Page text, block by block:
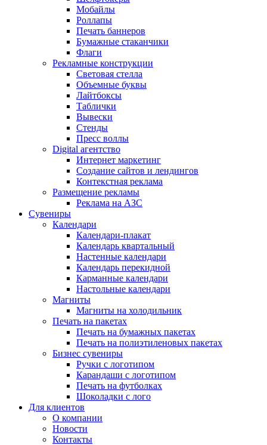
Мобайлы
Роллапы
Печать баннеров
Бумажные стаканчики
Флаги
Рекламные конструкции
Световая стелла
Объемные буквы
Лайтбоксы
Таблички
Вывески
Стенды
Пресс воллы
Digital агентство
Интернет маркетинг
Создание сайтов и лендингов
Контекстная реклама
Размещение рекламы
Реклама на АЗС
Сувениры
Календари
Календари-плакат
Календарь квартальный
Настенные календари
Календарь перекидной
Карманные календари
Настольные календари
Магниты
Магниты на холодильник
Печать на пакетах
Печать на бумажных пакетах
Печать на полиэтиленовых пакетах
Бизнес сувениры
Ручки с логотипом
Карандаши с логотипом
Печать на футболках
Шоколадки с лого
Для клиентов
О компании
Новости
Контакты